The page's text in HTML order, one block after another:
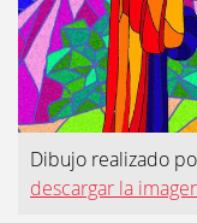
Dibujo realizado
descargar la